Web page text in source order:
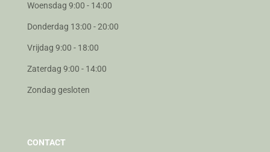
Woensdag 9:00 - 14:00
Donderdag 13:00 - 20:00
Vrijdag 9:00 - 18:00
Zaterdag 9:00 - 14:00
Zondag gesloten
CONTACT